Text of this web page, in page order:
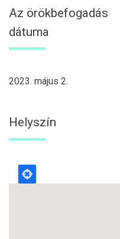
Az örökbefogadás
dátuma
2023. május 2.
Helyszín